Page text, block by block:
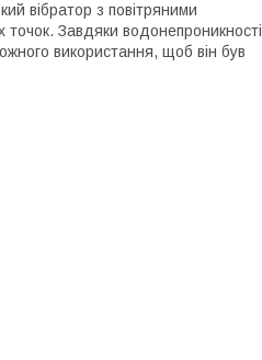
вібратор з повітряними
точок. Завдяки водонепроникності
використання, щоб він був